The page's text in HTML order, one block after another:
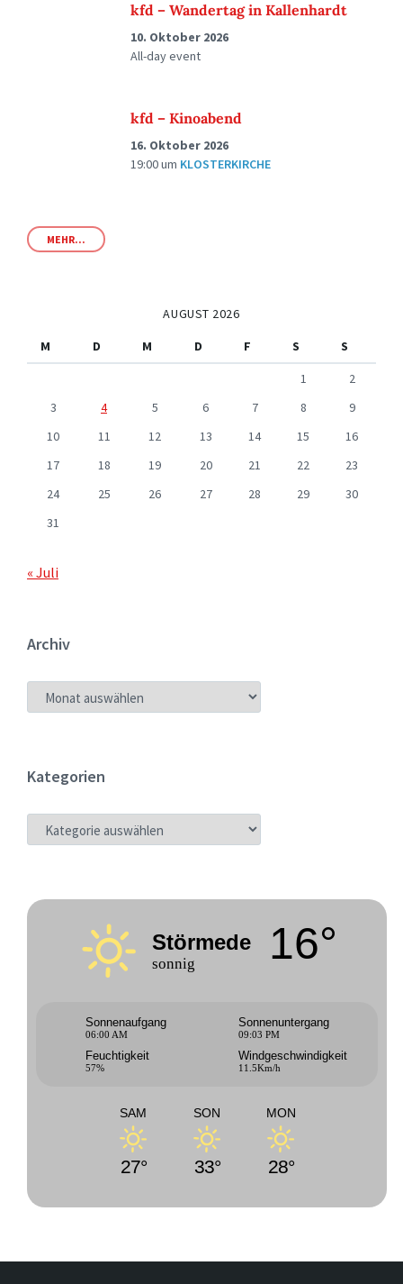
kfd – Wandertag in Kallenhardt
10. Oktober 2026
All-day event
kfd – Kinoabend
16. Oktober 2026
19:00um KLOSTERKIRCHE
MEHR...
AUGUST 2026
M
D M D F S
S
1
2
3
4 5 6 7 8
9
10
11 12 13 14 15
16
17
18 19 20 21 22
23
24
25 26 27 28 29
30
31
« Juli
Archiv
ARCHIV
Kategorien
KATEGORIEN
Störmede
sonnig 16°
Sonnenaufgang
06:00 AM
Sonnenuntergang
09:03 PM
Feuchtigkeit
57%
Windgeschwindigkeit
11.5Km/h
SAM
27°
SON
33°
MON
28°